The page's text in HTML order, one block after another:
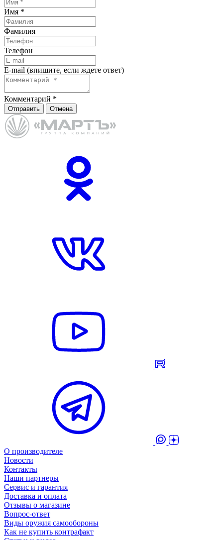
Имя *
Фамилия
Телефон
E-mail (впишите, если ждете ответ)
Комментарий *
Отправить Отмена
О производителе
Новости
Контакты
Наши партнеры
Сервис и гарантия
Доставка и оплата
Отзывы о магазине
Вопрос-ответ
Виды оружия самообороны
Как не купить контрафакт